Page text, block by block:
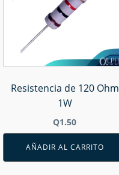
Resistencia de 120 Ohm
1W
Q1.50
AÑADIR AL CARRITO